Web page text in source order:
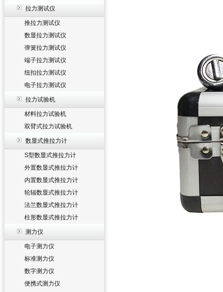
拉力测试仪
推拉力测试仪
数显拉力测试仪
弹簧拉力测试仪
端子拉力测试仪
纽扣拉力测试仪
电子拉力测试仪
拉力试验机
材料拉力试验机
双臂式拉力试验机
数显式推拉力计
S型数显式推拉力计
外置数显式推拉力计
内置数显式推拉力计
轮辐数显式推拉力计
法兰数显式推拉力计
柱形数显式推拉力计
测力仪
电子测力仪
标准测力仪
数字测力仪
便携式测力仪